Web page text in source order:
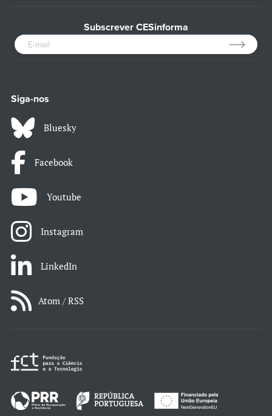
Subscrever CESinforma
Siga-nos
Bluesky
Facebook
Youtube
Instagram
LinkedIn
Atom / RSS